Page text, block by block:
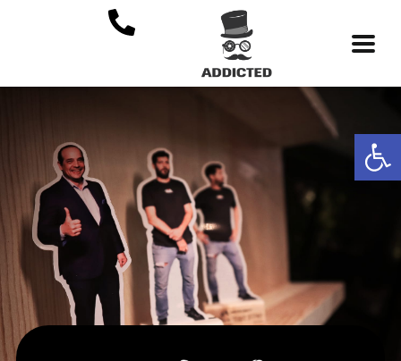
פתח סרגל נגישות